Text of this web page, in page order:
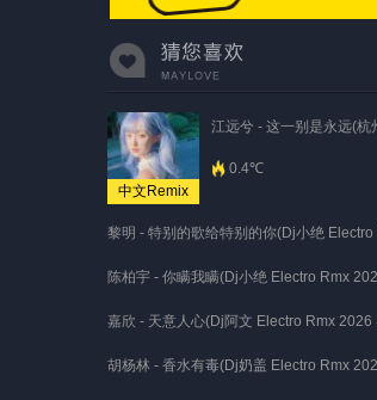
中文Remix
江远兮 - 这一别是永远(
0.4℃
黎明 - 特别的歌给特别的你(Dj小绝
陈柏宇 - 你瞒我瞒(Dj小绝 Electro Rmx
嘉欣 - 天意人心(Dj阿文 Electro Rmx 2026
胡杨林 - 香水有毒(Dj奶盖 Electro Rmx